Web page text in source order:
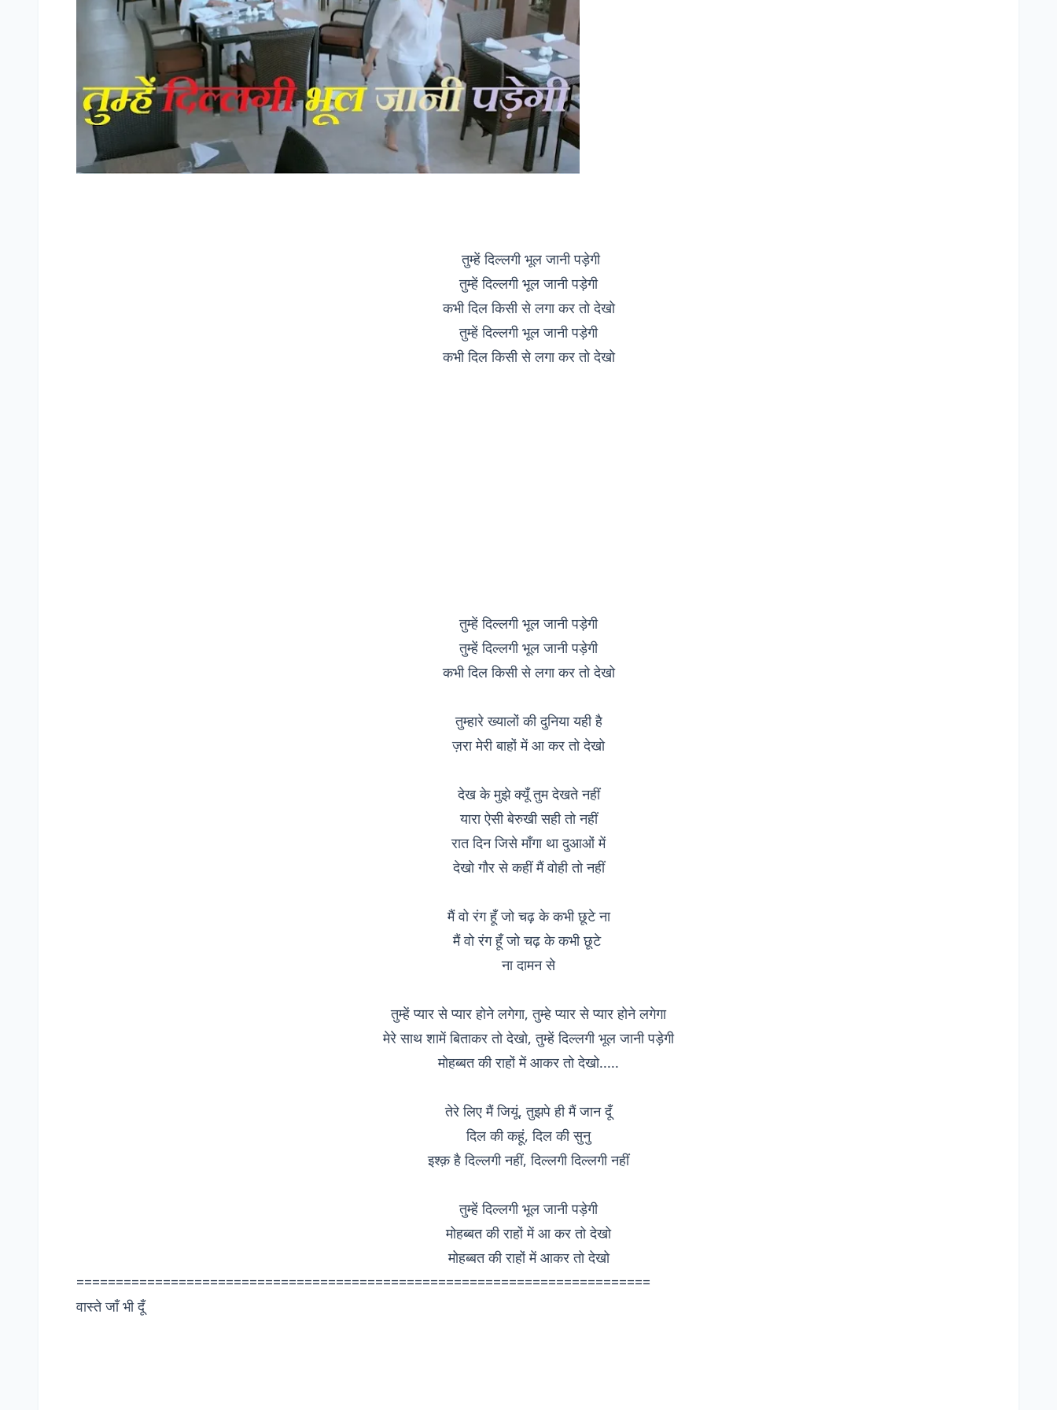
तुम्हें दिल्लगी भूल जानी पड़ेगी
तुम्हें दिल्लगी भूल जानी पड़ेगी
कभी दिल किसी से लगा कर तो देखो
तुम्हें दिल्लगी भूल जानी पड़ेगी
कभी दिल किसी से लगा कर तो देखो
तुम्हें दिल्लगी भूल जानी पड़ेगी
तुम्हें दिल्लगी भूल जानी पड़ेगी
कभी दिल किसी से लगा कर तो देखो
तुम्हारे ख्यालों की दुनिया यही है
ज़रा मेरी बाहों में आ कर तो देखो
देख के मुझे क्यूँ तुम देखते नहीं
यारा ऐसी बेरुखी सही तो नहीं
रात दिन जिसे माँगा था दुआओं में
देखो गौर से कहीं मैं वोही तो नहीं
मैं वो रंग हूँ जो चढ़ के कभी छूटे ना
मैं वो रंग हूँ जो चढ़ के कभी छूटे
ना दामन से
तुम्हें प्यार से प्यार होने लगेगा, तुम्हे प्यार से प्यार होने लगेगा
मेरे साथ शामें बिताकर तो देखो, तुम्हें दिल्लगी भूल जानी पड़ेगी
मोहब्बत की राहों में आकर तो देखो.....
तेरे लिए मैं जियूं, तुझपे ही मैं जान दूँ
दिल की कहूं, दिल की सुनु
इश्क़ है दिल्लगी नहीं, दिल्लगी दिल्लगी नहीं
तुम्हें दिल्लगी भूल जानी पड़ेगी
मोहब्बत की राहों में आ कर तो देखो
मोहब्बत की राहों में आकर तो देखो
=========================================================================
वास्ते जाँ भी दूँ